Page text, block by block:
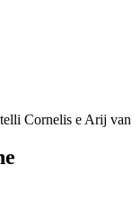
Cornelis e Arij